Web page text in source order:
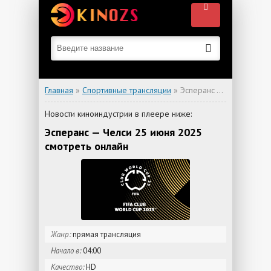
Главная » Спортивные трансляции » Эсперанс — Челси
Новости киноиндустрии в плеере ниже:
Эсперанс — Челси 25 июня 2025
смотреть онлайн
Жанр:прямая трансляция
Начало в:04:00
Качество:HD